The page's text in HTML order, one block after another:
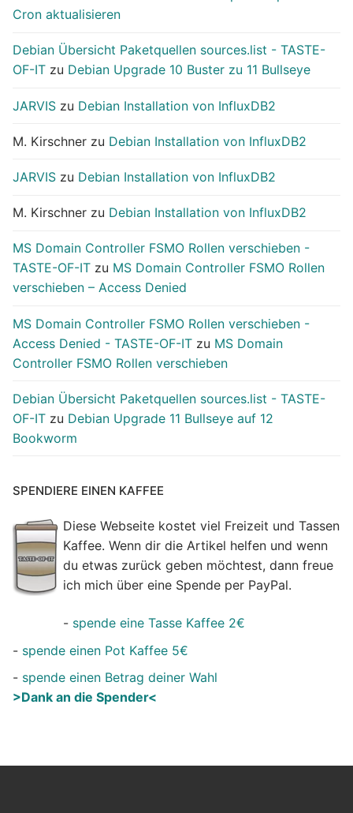
Cron aktualisieren
Debian Übersicht Paketquellen sources.list - TASTE-
OF-IT zu Debian Upgrade 10 Buster zu 11 Bullseye
JARVIS zu Debian Installation von InfluxDB2
M. Kirschner zu Debian Installation von InfluxDB2
JARVIS zu Debian Installation von InfluxDB2
M. Kirschner zu Debian Installation von InfluxDB2
MS Domain Controller FSMO Rollen verschieben -
TASTE-OF-IT zu MS Domain Controller FSMO Rollen
verschieben – Access Denied
MS Domain Controller FSMO Rollen verschieben -
Access Denied - TASTE-OF-IT zu MS Domain
Controller FSMO Rollen verschieben
Debian Übersicht Paketquellen sources.list - TASTE-
OF-IT zu Debian Upgrade 11 Bullseye auf 12
Bookworm
SPENDIERE EINEN KAFFEE
Diese Webseite kostet viel Freizeit und Tassen
Kaffee. Wenn dir die Artikel helfen und wenn
du etwas zurück geben möchtest, dann freue
ich mich über eine Spende per PayPal.
- spende eine Tasse Kaffee 2€
- spende einen Pot Kaffee 5€
- spende einen Betrag deiner Wahl
>Dank an die Spender<